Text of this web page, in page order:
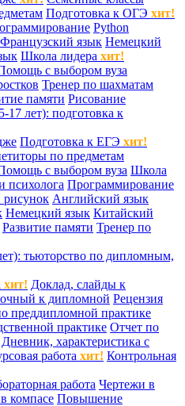
Подготовка к ОГЭ хит!
Python
Французский язык Немецкий
Школа лидера хит!
с выбором вуза
Тренер по шахматам
памяти Рисование
лет): подготовка к
Подготовка к ЕГЭ хит!
по предметам
с выбором вуза Школа
психолога Программирование
рисунок Английский язык
Немецкий язык Китайский
Развитие памяти Тренер по
тьюторство по дипломным,
хит! Доклад, слайды к
к дипломной Рецензия
преддипломной практике
практике Отчет по
Дневник, характеристика с
работа хит! Контрольная
работа Чертежи в
компасе Повышение